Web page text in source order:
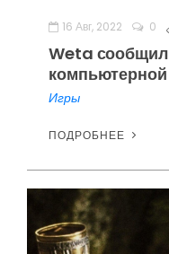
16 Авг, 2022 0
Weta
Игры
ПОДРОБНЕЕ